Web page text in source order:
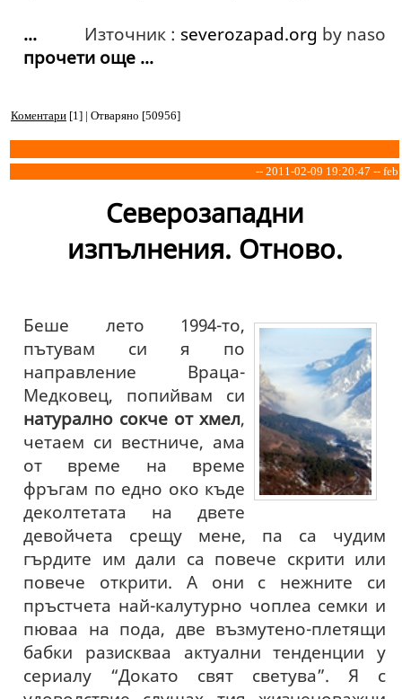
Източник : severozapad.org by naso
...
прочети още ...
Коментари [1] | Отваряно [50956]
-- 2011-02-09 19:20:47 -- feb
Северозападни
изпълнения. Отново.
Беше лето 1994-то,
пътувам си я по
направление Враца-
Медковец, попийвам си
натурално сокче от хмел,
четаем си вестниче, ама
от време на време
фръгам по едно око къде
деколтетата на двете
девойчета срещу мене, па са чудим
гърдите им дали са повече скрити или
повече открити. А они с нежните си
пръстчета най-калутурно чоплеа семки и
пюваа на пода, две възмутено-плетящи
бабки разискваа актуални тенденции у
сериалу “Докато свят светува”. Я с